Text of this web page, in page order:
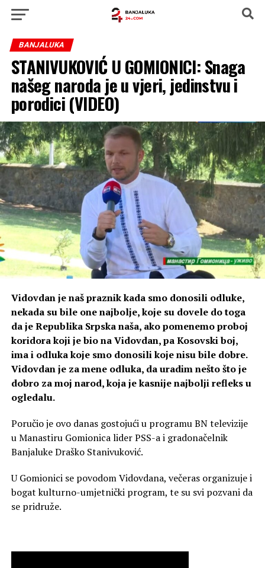
BANJALUKA
STANIVUKOVIĆ U GOMIONICI: Snaga
našeg naroda je u vjeri, jedinstvu i
porodici (VIDEO)
Vidovdan je naš praznik kada smo donosili odluke,
nekada su bile one najbolje, koje su dovele do toga
da je Republika Srpska naša, ako pomenemo proboj
koridora koji je bio na Vidovdan, pa Kosovski boj,
ima i odluka koje smo donosili koje nisu bile dobre.
Vidovdan je za mene odluka, da uradim nešto što je
dobro za moj narod, koja je kasnije najbolji refleks u
ogledalu.
Poručio je ovo danas gostojući u programu BN televizije
u Manastiru Gomionica lider PSS-a i gradonačelnik
Banjaluke Draško Stanivuković.
U Gomionici se povodom Vidovdana, večeras organizuje i
bogat kulturno-umjetnički program, te su svi pozvani da
se pridruže.